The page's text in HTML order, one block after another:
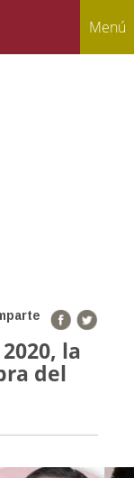
Menú
la
del